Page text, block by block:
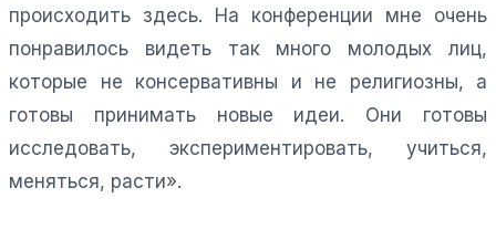
происходить здесь. На конференции мне очень
понравилось видеть так много молодых лиц,
которые не консервативны и не религиозны, а
готовы принимать новые идеи. Они готовы
исследовать, экспериментировать, учиться,
меняться, расти».